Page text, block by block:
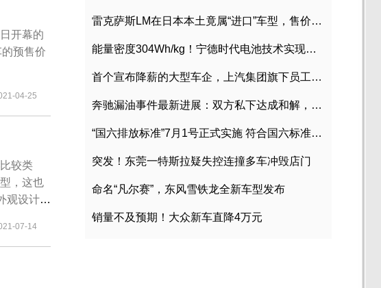
开幕的
预售价
04-25
较类
，这也
观设计与
凌渡的
07-14
雷克萨斯LM在日本本土竟属“进口”车型，售价2580万日元
能量密度304Wh/kg！宁德时代电池技术实现突破
首个宣布降薪的大型车企，上汽集团旗下员工降薪文件曝光
奔驰漏油事件最新进展：双方私下达成和解，工商已介入调查
“国六排放标准”7月1号正式实施 符合国六标准车型目录一览
突发！东莞一特斯拉疑失控连撞多车冲毁店门
命名“凡尔赛”，东风雪铁龙全新车型发布
销量不及预期！大众新车直降4万元